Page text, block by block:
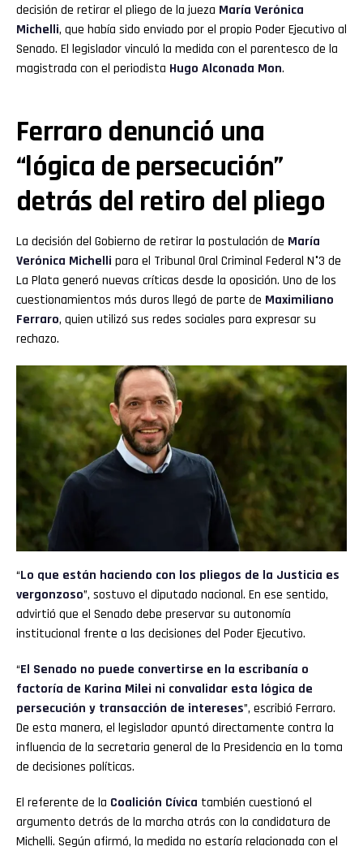
decisión de retirar el pliego de la jueza María Verónica
Michelli, que había sido enviado por el propio Poder Ejecutivo al
Senado. El legislador vinculó la medida con el parentesco de la
magistrada con el periodista Hugo Alconada Mon.
Ferraro denunció una
“lógica de persecución”
detrás del retiro del pliego
La decisión del Gobierno de retirar la postulación de María
Verónica Michelli para el Tribunal Oral Criminal Federal N°3 de
La Plata generó nuevas críticas desde la oposición. Uno de los
cuestionamientos más duros llegó de parte de Maximiliano
Ferraro, quien utilizó sus redes sociales para expresar su
rechazo.
“Lo que están haciendo con los pliegos de la Justicia es
vergonzoso”, sostuvo el diputado nacional. En ese sentido,
advirtió que el Senado debe preservar su autonomía
institucional frente a las decisiones del Poder Ejecutivo.
“El Senado no puede convertirse en la escribanía o
factoría de Karina Milei ni convalidar esta lógica de
persecución y transacción de intereses”, escribió Ferraro.
De esta manera, el legislador apuntó directamente contra la
influencia de la secretaria general de la Presidencia en la toma
de decisiones políticas.
El referente de la Coalición Cívica también cuestionó el
argumento detrás de la marcha atrás con la candidatura de
Michelli. Según afirmó, la medida no estaría relacionada con el